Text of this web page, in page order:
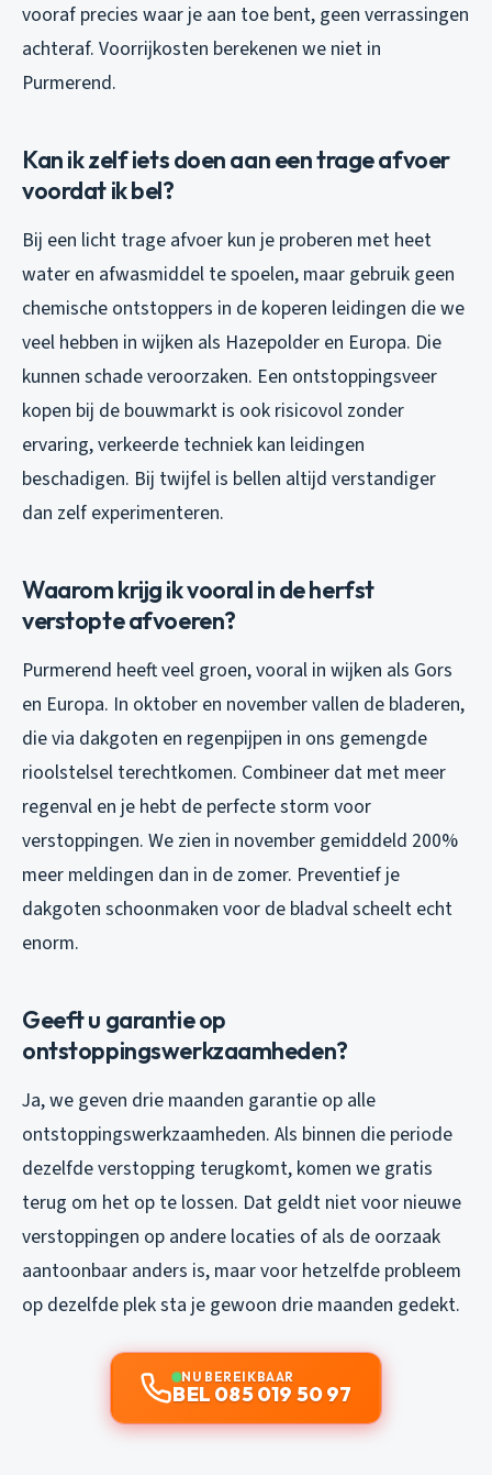
vooraf precies waar je aan toe bent, geen verrassingen
achteraf. Voorrijkosten berekenen we niet in
Purmerend.
Kan ik zelf iets doen aan een trage afvoer
voordat ik bel?
Bij een licht trage afvoer kun je proberen met heet
water en afwasmiddel te spoelen, maar gebruik geen
chemische ontstoppers in de koperen leidingen die we
veel hebben in wijken als Hazepolder en Europa. Die
kunnen schade veroorzaken. Een ontstoppingsveer
kopen bij de bouwmarkt is ook risicovol zonder
ervaring, verkeerde techniek kan leidingen
beschadigen. Bij twijfel is bellen altijd verstandiger
dan zelf experimenteren.
Waarom krijg ik vooral in de herfst
verstopte afvoeren?
Purmerend heeft veel groen, vooral in wijken als Gors
en Europa. In oktober en november vallen de bladeren,
die via dakgoten en regenpijpen in ons gemengde
rioolstelsel terechtkomen. Combineer dat met meer
regenval en je hebt de perfecte storm voor
verstoppingen. We zien in november gemiddeld 200%
meer meldingen dan in de zomer. Preventief je
dakgoten schoonmaken voor de bladval scheelt echt
enorm.
Geeft u garantie op
ontstoppingswerkzaamheden?
Ja, we geven drie maanden garantie op alle
ontstoppingswerkzaamheden. Als binnen die periode
dezelfde verstopping terugkomt, komen we gratis
terug om het op te lossen. Dat geldt niet voor nieuwe
verstoppingen op andere locaties of als de oorzaak
aantoonbaar anders is, maar voor hetzelfde probleem
op dezelfde plek sta je gewoon drie maanden gedekt.
NU BEREIKBAAR
BEL 085 019 50 97